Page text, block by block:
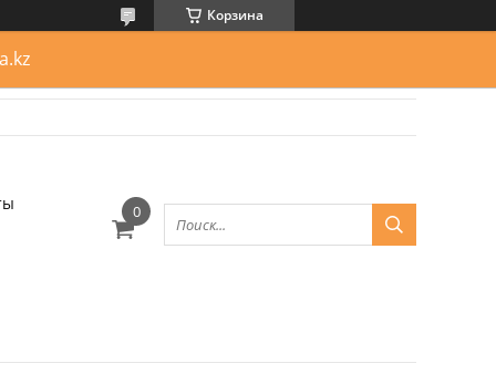
Корзина